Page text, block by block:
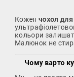
Кожен чохол
кольори
Малюнок не
Чому варто